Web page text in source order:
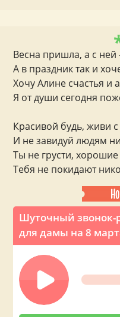
Шуточный
для дамы на 8
Весна пришла, а с
А в праздник так и
Хочу Алине счастья и
Я от души сегодня
Красивой будь, живи
И не завидуй людям
Ты не грусти,
Тебя не покидают